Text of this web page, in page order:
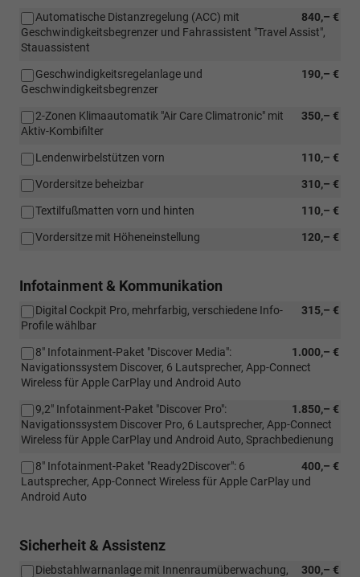
840,– €
Automatische Distanzregelung (ACC) mit
Geschwindigkeitsbegrenzer und Fahrassistent "Travel Assist",
Stauassistent
190,– €
Geschwindigkeitsregelanlage und
Geschwindigkeitsbegrenzer
350,– €
2-Zonen Klimaautomatik "Air Care Climatronic" mit
Aktiv-Kombifilter
110,– €
Lendenwirbelstützen vorn
310,– €
Vordersitze beheizbar
110,– €
Textilfußmatten vorn und hinten
120,– €
Vordersitze mit Höheneinstellung
Infotainment & Kommunikation
315,– €
Digital Cockpit Pro, mehrfarbig, verschiedene Info-
Profile wählbar
1.000,– €
8" Infotainment-Paket "Discover Media":
Navigationssystem Discover, 6 Lautsprecher, App-Connect
Wireless für Apple CarPlay und Android Auto
1.850,– €
9,2" Infotainment-Paket "Discover Pro":
Navigationssystem Discover Pro, 6 Lautsprecher, App-Connect
Wireless für Apple CarPlay und Android Auto, Sprachbedienung
400,– €
8" Infotainment-Paket "Ready2Discover": 6
Lautsprecher, App-Connect Wireless für Apple CarPlay und
Android Auto
Sicherheit & Assistenz
300,– €
Diebstahlwarnanlage mit Innenraumüberwachung,